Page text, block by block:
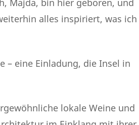
Majda, bin hier geboren, und
alles inspiriert, was ich
– eine Einladung, die Insel in
lokale Weine und